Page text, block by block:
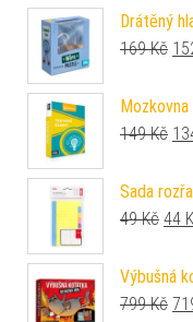
Drátěný
169Kč
149Kč
Sada
49Kč 44
Výbušná
799Kč